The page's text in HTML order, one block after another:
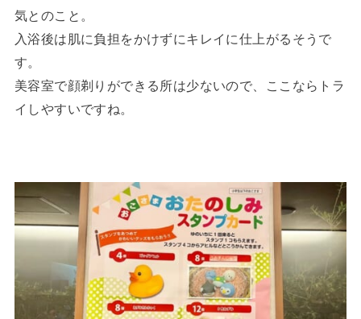
気とのこと。
入浴後は肌に負担をかけずにキレイに仕上がるそうで
す。
美容室で顔剃りができる所は少ないので、ここならトラ
イしやすいですね。